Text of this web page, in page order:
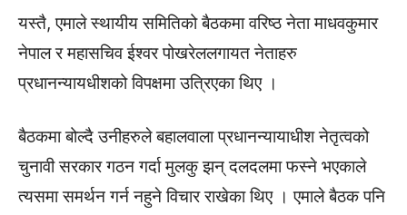
यस्तै, एमाले स्थायीय समितिको बैठकमा वरिष्ठ नेता माधवकुमार
नेपाल र महासचिव ईश्वर पोखरेललगायत नेताहरु
प्रधानन्यायधीशको विपक्षमा उत्रिएका थिए ।
बैठकमा बोल्दै उनीहरुले बहालवाला प्रधानन्यायाधीश नेतृत्वको
चुनावी सरकार गठन गर्दा मुलकु झन् दलदलमा फस्ने भएकाले
त्यसमा समर्थन गर्न नहुने विचार राखेका थिए । एमाले बैठक पनि